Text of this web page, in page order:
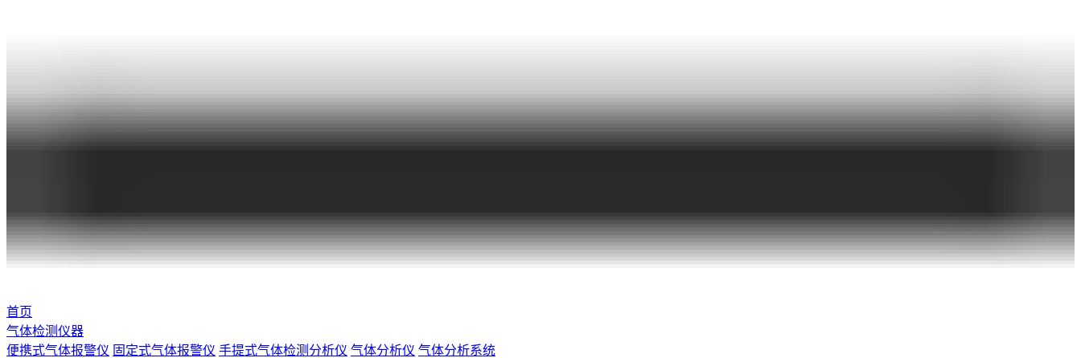
首页
气体检测仪器
便携式气体报警仪 固定式气体报警仪 手提式气体检测分析仪 气体分析仪 气体分析系统